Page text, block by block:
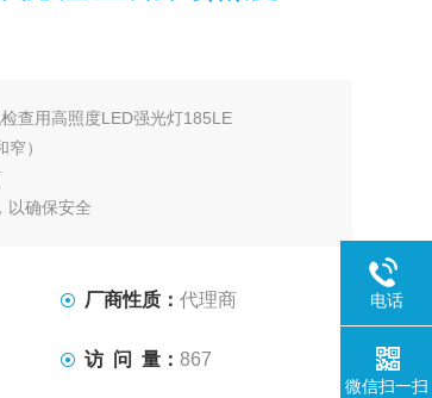
查用高照度LED强光灯185LE
）
以确保安全
厂商性质： 代理商
访 问 量： 867
电话
微信扫一扫